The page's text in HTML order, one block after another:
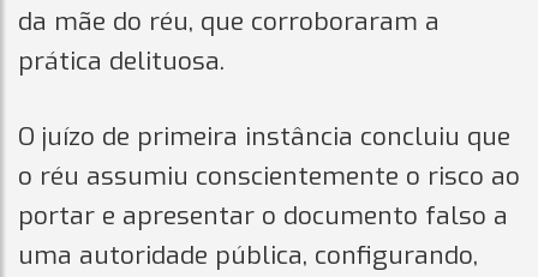
da mãe do réu, que corroboraram a
prática delituosa.
O juízo de primeira instância concluiu que
o réu assumiu conscientemente o risco ao
portar e apresentar o documento falso a
uma autoridade pública, configurando,